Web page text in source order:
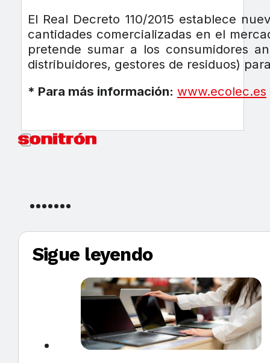
El Real Decreto 110/2015 establece
cantidades comercializadas en el
pretende sumar a los consumidores
distribuidores, gestores de residuos)
* Para más información: www.ecolec.es
Sigue leyendo